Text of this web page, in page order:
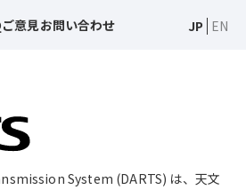
ご意見お問い合わせ JP EN
System (DARTS) は、天文